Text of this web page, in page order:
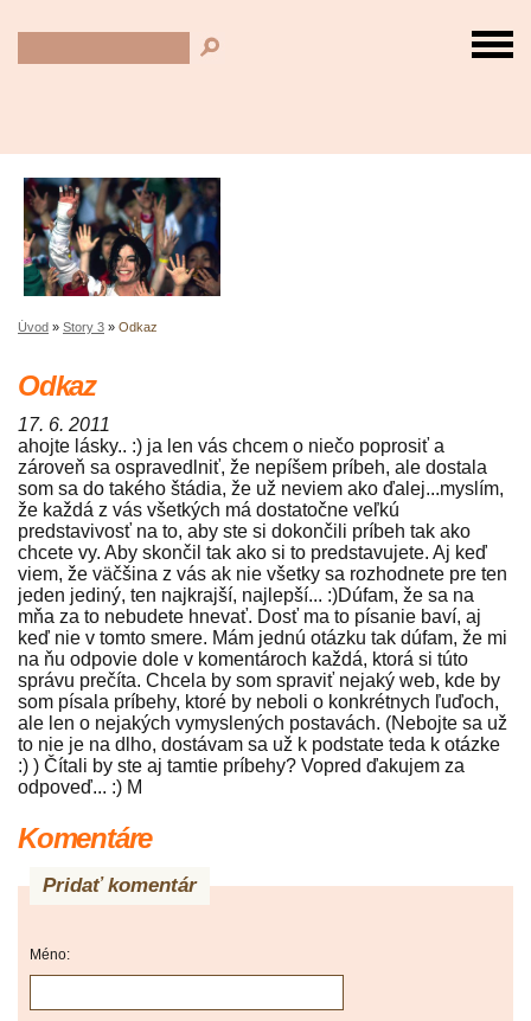
Úvod » Story 3 » Odkaz
Odkaz
17. 6. 2011
ahojte lásky.. :) ja len vás chcem o niečo poprosiť a
zároveň sa ospravedlniť, že nepíšem príbeh, ale dostala
som sa do takého štádia, že už neviem ako ďalej...myslím,
že každá z vás všetkých má dostatočne veľkú
predstavivosť na to, aby ste si dokončili príbeh tak ako
chcete vy. Aby skončil tak ako si to predstavujete. Aj keď
viem, že väčšina z vás ak nie všetky sa rozhodnete pre ten
jeden jediný, ten najkrajší, najlepší... :)Dúfam, že sa na
mňa za to nebudete hnevať. Dosť ma to písanie baví, aj
keď nie v tomto smere. Mám jednú otázku tak dúfam, že mi
na ňu odpovie dole v komentároch každá, ktorá si túto
správu prečíta. Chcela by som spraviť nejaký web, kde by
som písala príbehy, ktoré by neboli o konkrétnych ľuďoch,
ale len o nejakých vymyslených postavách. (Nebojte sa už
to nie je na dlho, dostávam sa už k podstate teda k otázke
:) ) Čítali by ste aj tamtie príbehy? Vopred ďakujem za
odpoveď... :) M
Komentáre
Pridať komentár
Méno: